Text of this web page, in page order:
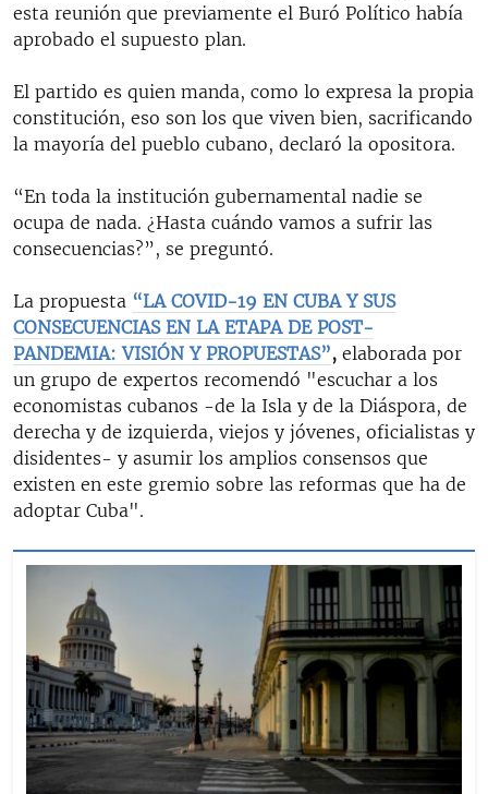
esta reunión que previamente el Buró Político había
aprobado el supuesto plan.
El partido es quien manda, como lo expresa la propia
constitución, eso son los que viven bien, sacrificando
la mayoría del pueblo cubano, declaró la opositora.
“En toda la institución gubernamental nadie se
ocupa de nada. ¿Hasta cuándo vamos a sufrir las
consecuencias?”, se preguntó.
La propuesta “LA COVID-19 EN CUBA Y SUS
CONSECUENCIAS EN LA ETAPA DE POST-
PANDEMIA: VISIÓN Y PROPUESTAS”, elaborada por
un grupo de expertos recomendó "escuchar a los
economistas cubanos -de la Isla y de la Diáspora, de
derecha y de izquierda, viejos y jóvenes, oficialistas y
disidentes- y asumir los amplios consensos que
existen en este gremio sobre las reformas que ha de
adoptar Cuba".